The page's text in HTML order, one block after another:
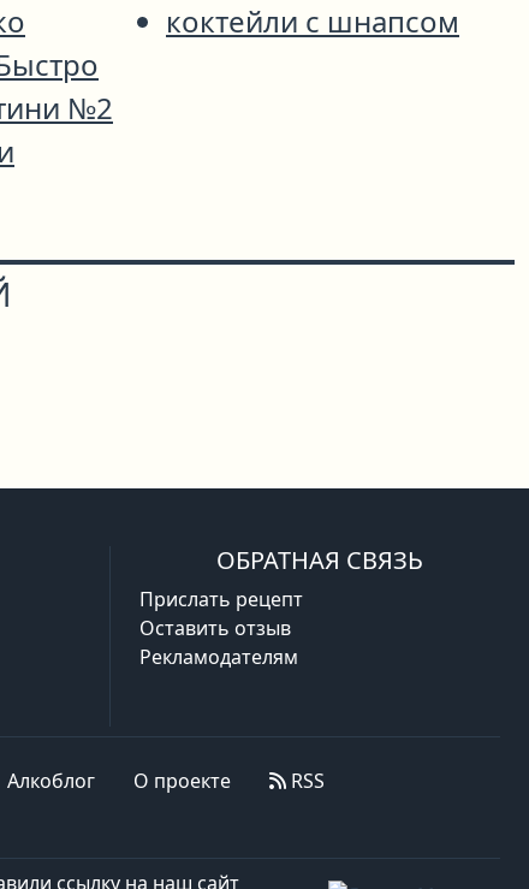
№2
коктейли с шнапсом
ОБРАТНАЯ СВЯЗЬ
Прислать рецепт
Оставить отзыв
Рекламодателям
Алкоблог О проекте RSS
ссылку на наш сайт